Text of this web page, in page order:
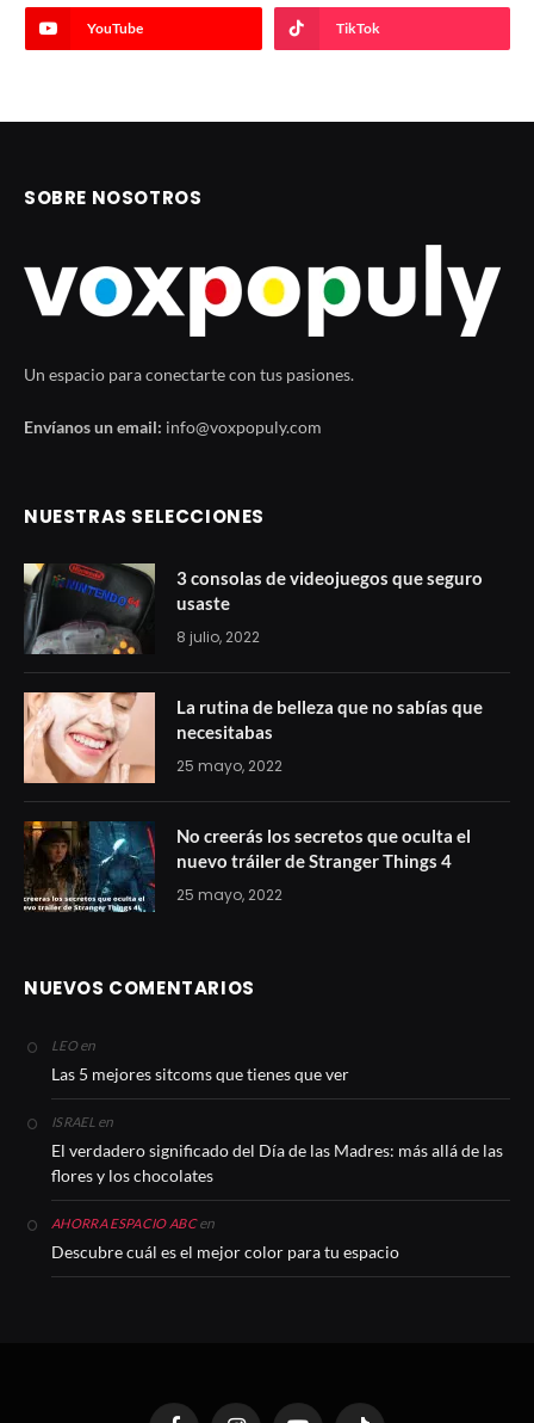
YouTube TikTok
SOBRE NOSOTROS
Un espacio para conectarte con tus pasiones.
Envíanos un email: info@voxpopuly.com
NUESTRAS SELECCIONES
3 consolas de videojuegos que seguro
usaste
8 julio, 2022
La rutina de belleza que no sabías que
necesitabas
25 mayo, 2022
No creerás los secretos que oculta el
nuevo tráiler de Stranger Things 4
25 mayo, 2022
NUEVOS COMENTARIOS
LEOen
Las 5 mejores sitcoms que tienes que ver
ISRAELen
El verdadero significado del Día de las Madres: más allá de las
flores y los chocolates
AHORRA ESPACIO ABCen
Descubre cuál es el mejor color para tu espacio